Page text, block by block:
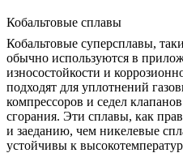
Кобальтовые сплавы
Кобальтовые суперсплавы,
обычно используются в
износостойкости и
подходят для уплотнений
компрессоров и седел
сгорания. Эти сплавы, как
и заеданию, чем никелевые
устойчивы к